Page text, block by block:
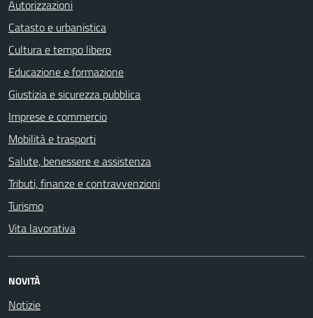
Autorizzazioni
Catasto e urbanistica
Cultura e tempo libero
Educazione e formazione
Giustizia e sicurezza pubblica
Imprese e commercio
Mobilità e trasporti
Salute, benessere e assistenza
Tributi, finanze e contravvenzioni
Turismo
Vita lavorativa
NOVITÀ
Notizie